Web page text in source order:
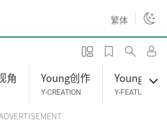
繁体
角 Young创作
Y-CREATION
Young专题
Y-FEATURES